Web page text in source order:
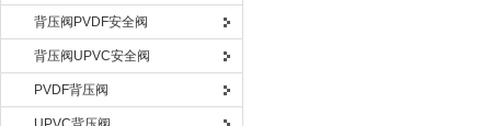
背压阀PVDF安全阀
背压阀UPVC安全阀
PVDF背压阀